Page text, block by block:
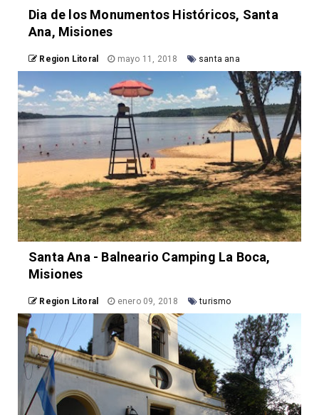
Dia de los Monumentos Históricos, Santa
Ana, Misiones
Region Litoral mayo 11, 2018 santa ana
Santa Ana - Balneario Camping La Boca,
Misiones
Region Litoral enero 09, 2018 turismo